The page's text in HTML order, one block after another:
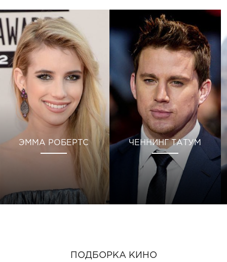
ЭММА РОБЕРТС ЧЕННИНГ ТАТУМ
ПОДБОРКА КИНО